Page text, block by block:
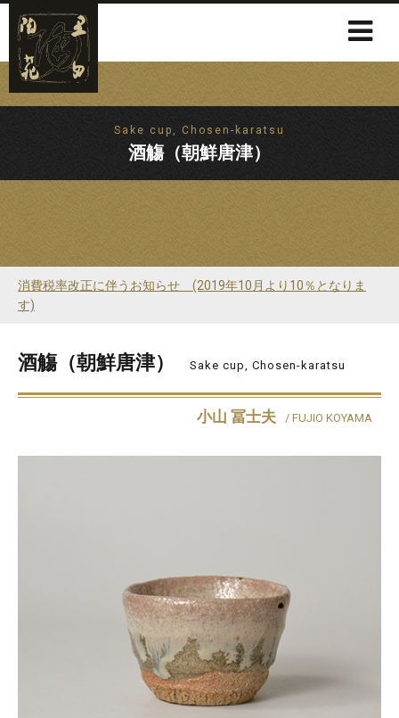
Sake cup, Chosen-karatsu
酒觴（朝鮮唐津）
消費税率改正に伴うお知らせ (2019年10月より10％となりま
す)
酒觴（朝鮮唐津） Sake cup, Chosen-karatsu
小山 冨士夫 / FUJIO KOYAMA